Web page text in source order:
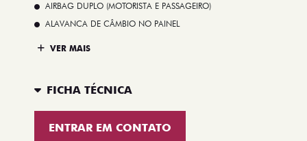
AIRBAG DUPLO (MOTORISTA E PASSAGEIRO)
ALAVANCA DE CÂMBIO NO PAINEL
VER MAIS
FICHA TÉCNICA
ENTRAR EM CONTATO